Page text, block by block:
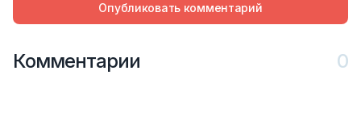
Опубликовать комментарий
Комментарии 0